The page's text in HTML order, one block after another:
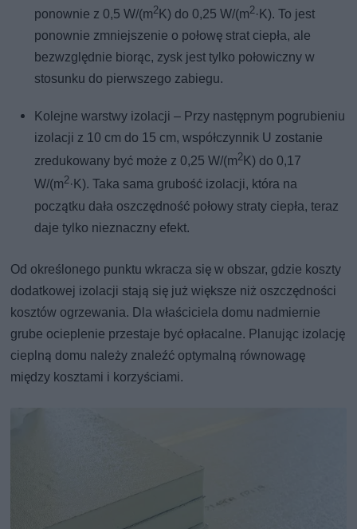
ponownie z 0,5 W/(m2K) do 0,25 W/(m2·K). To jest
ponownie zmniejszenie o połowę strat ciepła, ale
bezwzględnie biorąc, zysk jest tylko połowiczny w
stosunku do pierwszego zabiegu.
Kolejne warstwy izolacji – Przy następnym pogrubieniu
izolacji z 10 cm do 15 cm, współczynnik U zostanie
zredukowany być może z 0,25 W/(m2 K) do 0,17
W/(m2·K). Taka sama grubość izolacji, która na
początku dała oszczędność połowy straty ciepła, teraz
daje tylko nieznaczny efekt.
Od określonego punktu wkracza się w obszar, gdzie koszty
dodatkowej izolacji stają się już większe niż oszczędności
kosztów ogrzewania. Dla właściciela domu nadmiernie
grube ocieplenie przestaje być opłacalne. Planując izolację
cieplną domu należy znaleźć optymalną równowagę
między kosztami i korzyściami.